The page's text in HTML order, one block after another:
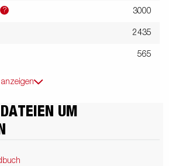
? 3000
2435
565
UM